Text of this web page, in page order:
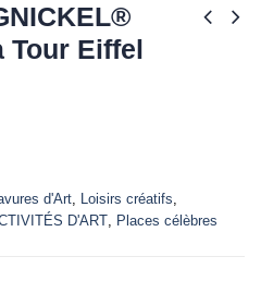
Tour Eiffel
d'Art Loisirs créatifs
D'ART Places célèbres